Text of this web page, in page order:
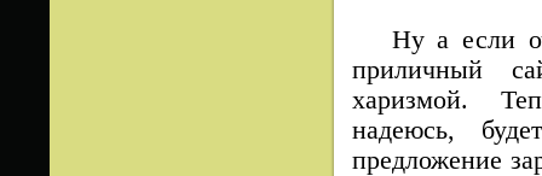
Ну а если
приличный
харизмой.
надеюсь,
предложение